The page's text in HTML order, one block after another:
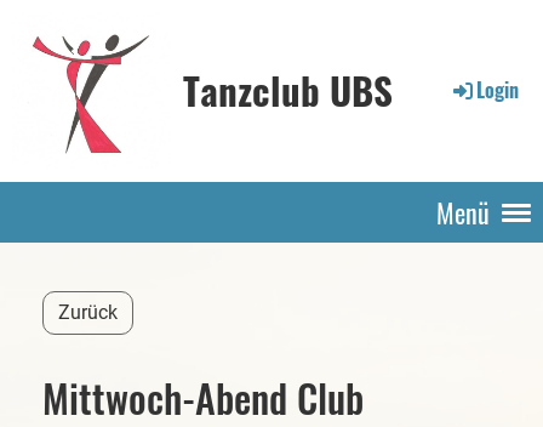
Tanzclub UBS Login
Menü
Zurück
Mittwoch-Abend Club